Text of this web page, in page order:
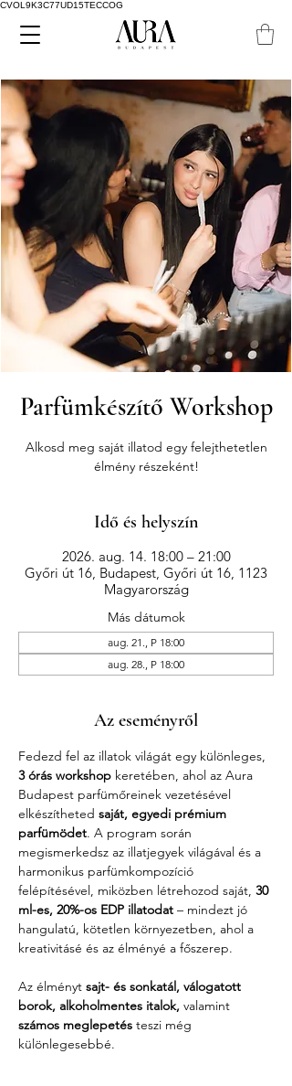
CVOL9K3C77UD15TECCOG
Parfümkészítő Workshop
Alkosd meg saját illatod egy felejthetetlen
élmény részeként!
Idő és helyszín
2026. aug. 14. 18:00 – 21:00
Győri út 16, Budapest, Győri út 16, 1123
Magyarország
Más dátumok
aug. 21., P 18:00
aug. 28., P 18:00
Az eseményről
Fedezd fel az illatok világát egy különleges,
3 órás workshop keretében, ahol az Aura
Budapest parfümőreinek vezetésével
elkészítheted saját, egyedi prémium
parfümödet. A program során
megismerkedsz az illatjegyek világával és a
harmonikus parfümkompozíció
felépítésével, miközben létrehozod saját, 30
ml-es, 20%-os EDP illatodat – mindezt jó
hangulatú, kötetlen környezetben, ahol a
kreativitásé és az élményé a főszerep.
Az élményt sajt- és sonkatál, válogatott
borok, alkoholmentes italok, valamint
számos meglepetés teszi még
különlegesebbé.